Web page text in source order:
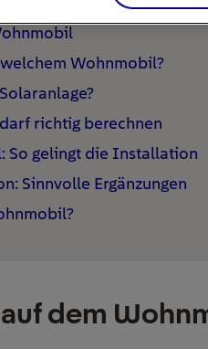
Wohnmobil?
richtig berechnen
So gelingt die Installation
Sinnvolle Ergänzungen
dem